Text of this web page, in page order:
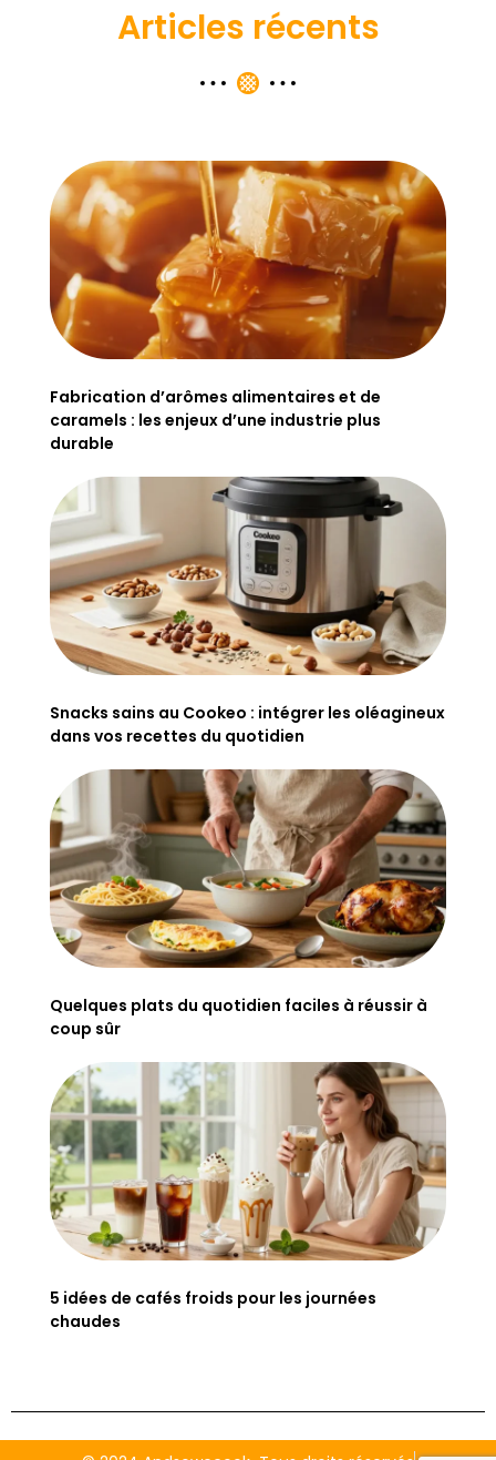
Articles récents
Fabrication d’arômes alimentaires et de
caramels : les enjeux d’une industrie plus
durable
Snacks sains au Cookeo : intégrer les oléagineux
dans vos recettes du quotidien
Quelques plats du quotidien faciles à réussir à
coup sûr
5 idées de cafés froids pour les journées
chaudes